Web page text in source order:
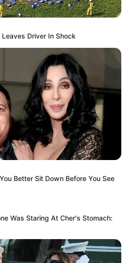
Driver In Shock
Better Sit Down Before You See
Was Staring At Cher's Stomach: